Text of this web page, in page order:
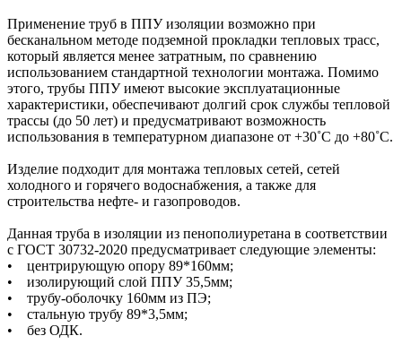
Применение труб в ППУ изоляции возможно при
бесканальном методе подземной прокладки тепловых трасс,
который является менее затратным, по сравнению
использованием стандартной технологии монтажа. Помимо
этого, трубы ППУ имеют высокие эксплуатационные
характеристики, обеспечивают долгий срок службы тепловой
трассы (до 50 лет) и предусматривают возможность
использования в температурном диапазоне от +30˚C до +80˚C.
Изделие подходит для монтажа тепловых сетей, сетей
холодного и горячего водоснабжения, а также для
строительства нефте- и газопроводов.
Данная труба в изоляции из пенополиуретана в соответствии
с ГОСТ 30732-2020 предусматривает следующие элементы:
• центрирующую опору 89*160мм;
• изолирующий слой ППУ 35,5мм;
• трубу-оболочку 160мм из ПЭ;
• стальную трубу 89*3,5мм;
• без ОДК.